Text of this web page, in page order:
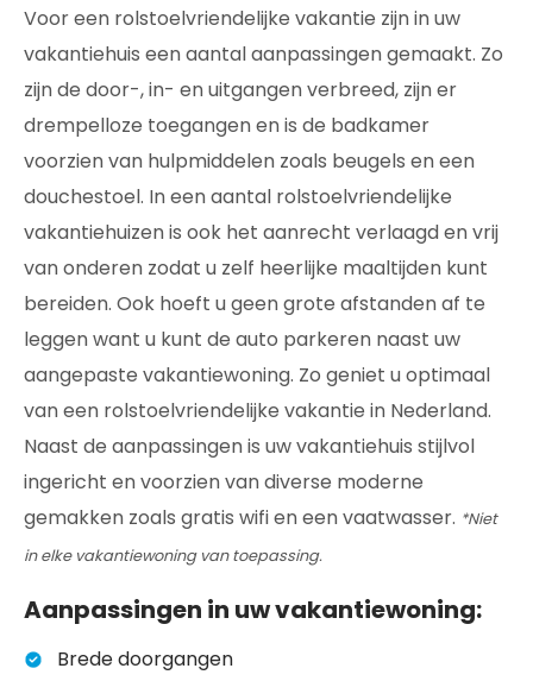
Voor een rolstoelvriendelijke vakantie zijn in uw
vakantiehuis een aantal aanpassingen gemaakt. Zo
zijn de door-, in- en uitgangen verbreed, zijn er
drempelloze toegangen en is de badkamer
voorzien van hulpmiddelen zoals beugels en een
douchestoel. In een aantal rolstoelvriendelijke
vakantiehuizen is ook het aanrecht verlaagd en vrij
van onderen zodat u zelf heerlijke maaltijden kunt
bereiden. Ook hoeft u geen grote afstanden af te
leggen want u kunt de auto parkeren naast uw
aangepaste vakantiewoning. Zo geniet u optimaal
van een rolstoelvriendelijke vakantie in Nederland.
Naast de aanpassingen is uw vakantiehuis stijlvol
ingericht en voorzien van diverse moderne
gemakken zoals gratis wifi en een vaatwasser. *Niet
in elke vakantiewoning van toepassing.
Aanpassingen in uw vakantiewoning:
Brede doorgangen